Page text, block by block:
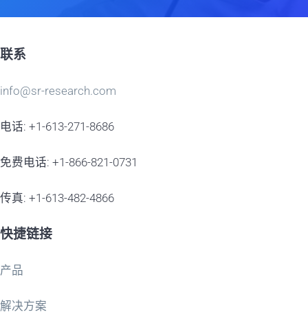
联系
info@sr-research.com
电话: +1-613-271-8686
免费电话: +1-866-821-0731
传真: +1-613-482-4866
快捷链接
产品
解决方案